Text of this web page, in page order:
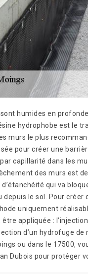
sont humides en
hydrophobe est le
murs le plus
pour créer une
capillarité dans les
des murs est
qui va
depuis le sol. Pour créer
uniquement
appliquée :
d’un hydrofuge de
ou dans le 17500,
Dubois pour protéger